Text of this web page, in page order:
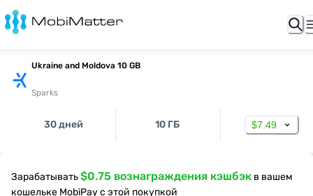
Ukraine and Moldova 10 GB
Sparks
30 дней 10 ГБ $7.49
Зарабатывать$0.75 вознаграждения кэшбэк в вашем
кошельке MobiPay с этой покупкой